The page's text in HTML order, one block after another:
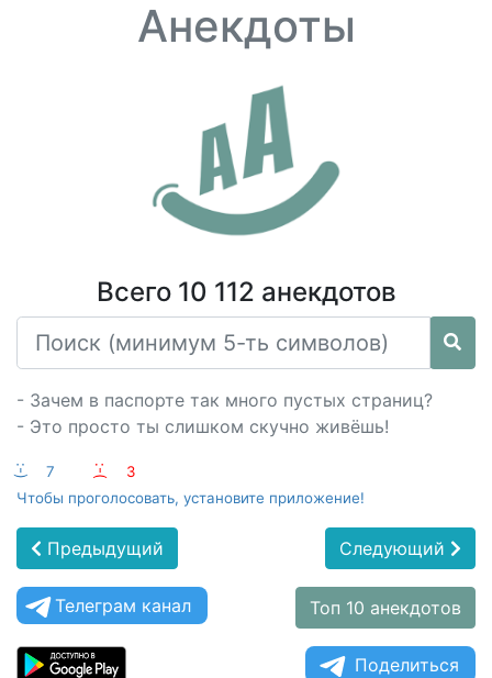
Анекдоты
Всего 10 112 анекдотов
- Зачем в паспорте так много пустых страниц?
- Это просто ты слишком скучно живёшь!
:-) 7 :-(
3
Чтобы проголосовать, установите приложение!
Предыдущий Следующий
Телеграм канал Топ 10 анекдотов
Поделиться